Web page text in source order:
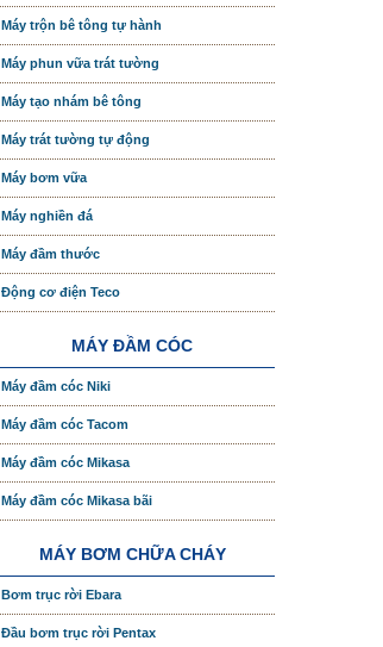
Máy trộn bê tông tự hành
Máy phun vữa trát tường
Máy tạo nhám bê tông
Máy trát tường tự động
Máy bơm vữa
Máy nghiền đá
Máy đầm thước
Động cơ điện Teco
MÁY ĐẦM CÓC
Máy đầm cóc Niki
Máy đầm cóc Tacom
Máy đầm cóc Mikasa
Máy đầm cóc Mikasa bãi
MÁY BƠM CHỮA CHÁY
Bơm trục rời Ebara
Đầu bơm trục rời Pentax